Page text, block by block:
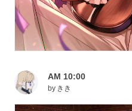
AM 10:00
by きき